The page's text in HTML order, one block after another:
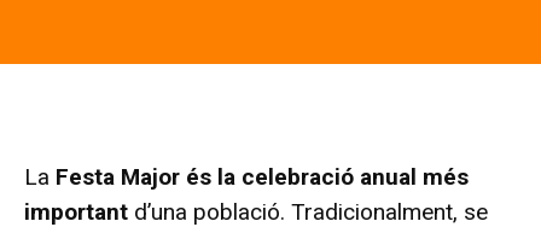
La Festa Major és la celebració anual més
important d’una població. Tradicionalment, se